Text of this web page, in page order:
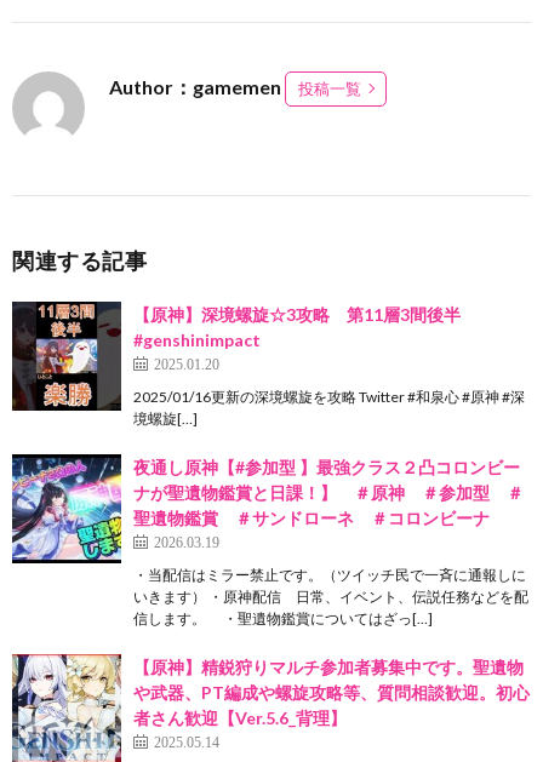
Author：gamemen 投稿一覧
関連する記事
【原神】深境螺旋☆3攻略 第11層3間後半
#genshinimpact
2025.01.20
2025/01/16更新の深境螺旋を攻略 Twitter #和泉心 #原神 #深
境螺旋[…]
夜通し原神【#参加型 】最強クラス２凸コロンビー
ナが聖遺物鑑賞と日課！】 ＃原神 ＃参加型 ＃
聖遺物鑑賞 ＃サンドローネ ＃コロンビーナ
2026.03.19
・当配信はミラー禁止です。（ツイッチ民で一斉に通報しに
いきます） ・原神配信 日常、イベント、伝説任務などを配
信します。 ・聖遺物鑑賞についてはざっ[…]
【原神】精鋭狩りマルチ参加者募集中です。聖遺物
や武器、PT編成や螺旋攻略等、質問相談歓迎。初心
者さん歓迎【Ver.5.6_背理】
2025.05.14